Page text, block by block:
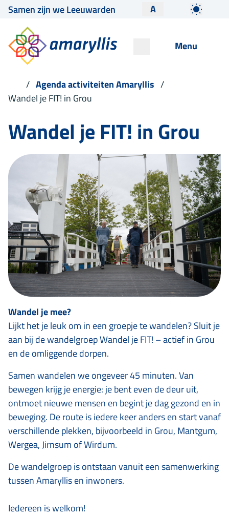
Samen zijn we Leeuwarden A
Menu
Agenda activiteiten Amaryllis
Wandel je FIT! in Grou
Wandel je FIT! in Grou
Wandel je mee?
Lijkt het je leuk om in een groepje te wandelen? Sluit je
aan bij de wandelgroep Wandel je FIT! – actief in Grou
en de omliggende dorpen.
Samen wandelen we ongeveer 45 minuten. Van
bewegen krijg je energie: je bent even de deur uit,
ontmoet nieuwe mensen en begint je dag gezond en in
beweging. De route is iedere keer anders en start vanaf
verschillende plekken, bijvoorbeeld in Grou, Mantgum,
Wergea, Jirnsum of Wirdum.
De wandelgroep is ontstaan vanuit een samenwerking
tussen Amaryllis en inwoners.
Iedereen is welkom!